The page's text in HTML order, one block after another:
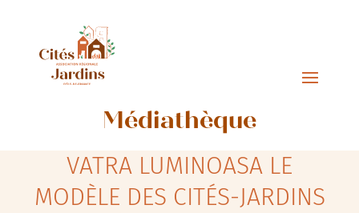
Médiathèque
VATRA LUMINOASA LE
MODÈLE DES CITÉS-JARDINS